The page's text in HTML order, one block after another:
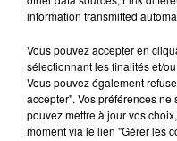
vitesse conseillée de
certains cas, ce qui
Ce phénomène n’est
polémique avait déjà
vidéo montrant un
information transmitted
Vous pouvez accepter en
sélectionnant les finalités et/
Vous pouvez également
accepter". Vos préférences
pouvez mettre à jour vos
moment via le lien "Gérer les